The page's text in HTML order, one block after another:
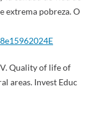
extrema pobreza. O
V. Quality of life of
areas. Invest Educ